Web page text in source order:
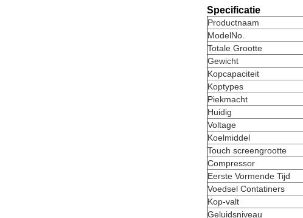
Specificatie
Productnaam
ModelNo.
Totale Grootte
Gewicht
Kopcapaciteit
Koptypes
Piekmacht
Huidig
Voltage
Koelmiddel
Touch screengrootte
Compressor
Eerste Vormende Tijd
Voedsel Contatiners
Kop-valt
Geluidsniveau